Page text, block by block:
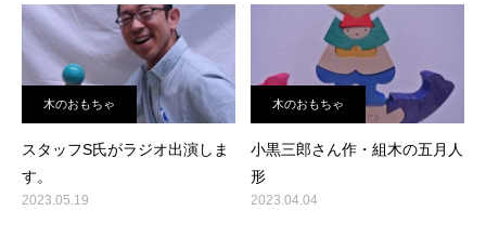
木のおもちゃ
スタッフS氏がラジオ出演しま
す。
2023.05.19
木のおもちゃ
小黒三郎さん作・組木の五月人
形
2023.04.04